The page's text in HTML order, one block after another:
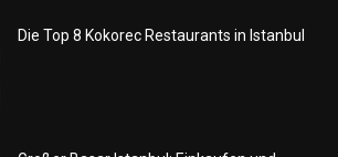
Die Top 8 Kokorec Restaurants in Istanbul